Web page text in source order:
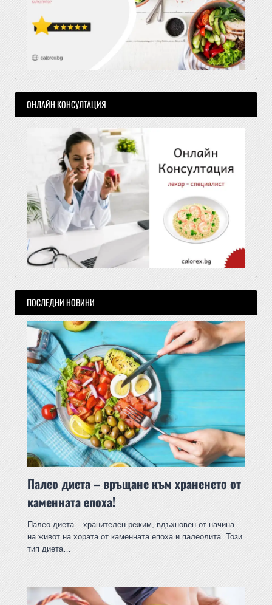
ОНЛАЙН КОНСУЛТАЦИЯ
ПОСЛЕДНИ НОВИНИ
Палео диета – връщане към храненето от
каменната епоха!
Палео диета – хранителен режим, вдъхновен от начина
на живот на хората от каменната епоха и палеолита. Този
тип диета…